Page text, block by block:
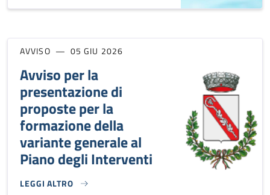
AVVISO 05 GIU 2026
Avviso per la
presentazione di
proposte per la
formazione della
variante generale al
Piano degli Interventi
LEGGI ALTRO
AVVISO PER LA PRESENTAZIONE DI PROPOSTE PER LA